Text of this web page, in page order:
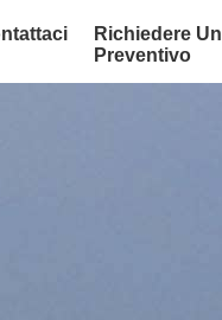
Richiedere Un
Preventivo